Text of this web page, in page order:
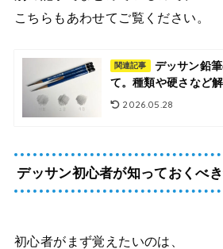
こちらもあわせてご覧ください。
関連記事
デッサン鉛
て。種類や硬さなど
2026.05.28
デッサン初心者が知っておくべ
初心者がまず覚えたいのは、